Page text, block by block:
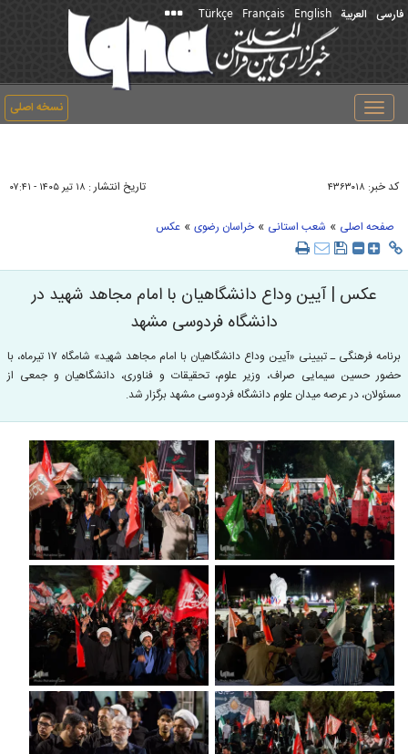
فارسی العربیة English
Français
Türkçe
نسخه اصلی
Toggle
navigation
کد خبر: ۴۳۶۳۰۱۸ تاریخ انتشار : ۱۸ تير ۱۴۰۵ - ۰۷:۴۱
صفحه اصلی » شعب استانی » خراسان رضوی » عکس
عکس | آیین وداع دانشگاهیان با امام مجاهد شهید در
دانشگاه فردوسی مشهد
برنامه فرهنگی ـ تبیینی «آیین وداع دانشگاهیان با امام مجاهد شهید» شامگاه ۱۷ تیرماه، با
حضور حسین سیمایی صراف، وزیر علوم، تحقیقات و فناوری، دانشگاهیان و جمعی از
مسئولان، در عرصه میدان علوم دانشگاه فردوسی مشهد برگزار شد.